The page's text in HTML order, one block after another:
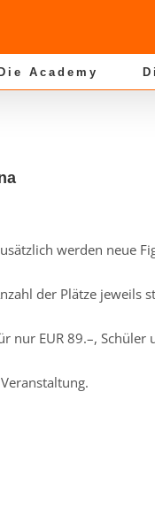
Academy
werden neue
der Plätze
nur EUR 89.–,